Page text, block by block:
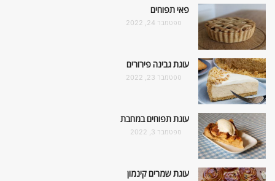
פאי תפוחים
ספטמבר 24, 2022
עוגת גבינה פירורים
ספטמבר 23, 2022
עוגת תפוחים במחבת
ספטמבר 3, 2022
עוגת שמרים קינמון